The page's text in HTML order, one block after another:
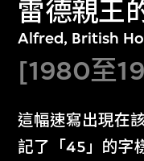
雷德親王
Alfred, British
[1980至
這幅速寫出現在
記了「45」的字